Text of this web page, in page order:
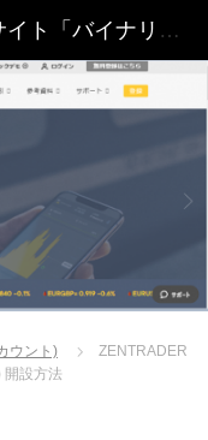
ウント)
ZENTRADER
開設方法